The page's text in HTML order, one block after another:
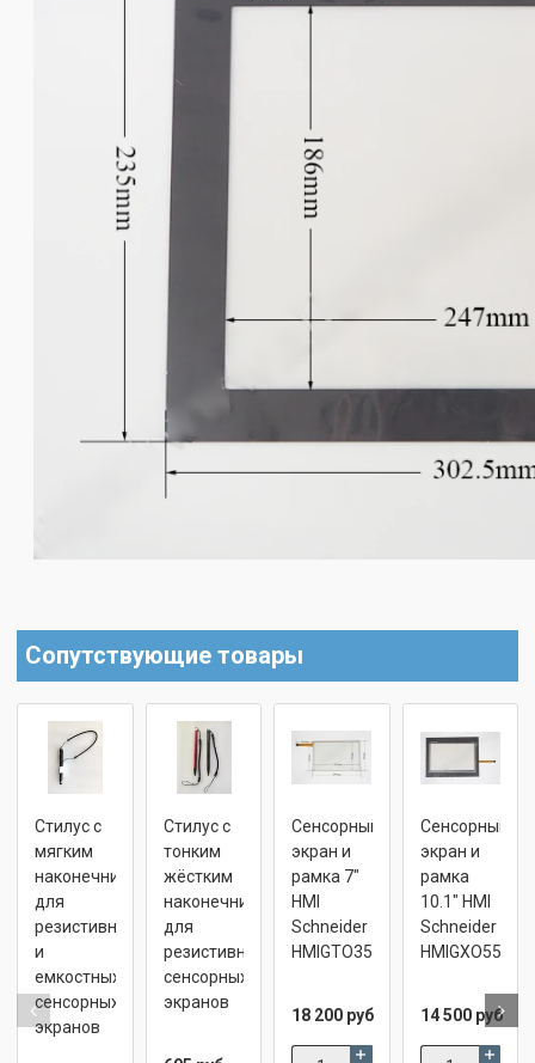
Сопутствующие товары
Стилус с
мягким
наконечником
для
резистивных
и
емкостных
сенсорных
экранов
Стилус с
тонким
жёстким
наконечником
для
резистивных
сенсорных
экранов
Сенсорный
экран и
рамка 7"
HMI
Schneider
HMIGTO3510
18 200 руб
Сенсорный
экран и
рамка
10.1" HMI
Schneider
HMIGXO5502
14 500 руб